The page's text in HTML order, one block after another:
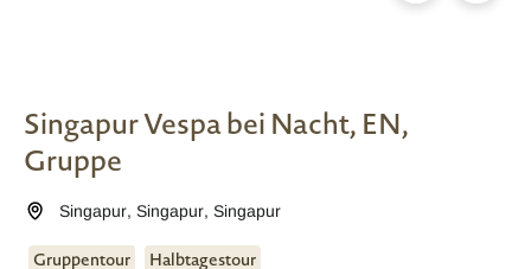
Singapur Vespa bei Nacht, EN,
Gruppe
Singapur,Singapur,Singapur
Gruppentour Halbtagestour